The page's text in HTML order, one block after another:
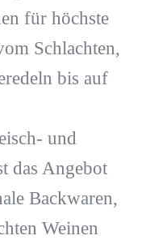
für höchste
Schlachten,
bis auf
und
das Angebot
Backwaren,
Weinen